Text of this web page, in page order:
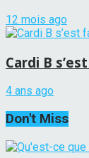
12 mois ago
Cardi B
4 ans ago
Don't Miss